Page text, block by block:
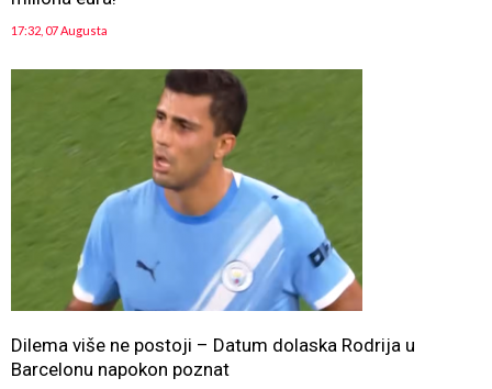
17:32, 07 Augusta
Dilema više ne postoji – Datum dolaska Rodrija u
Barcelonu napokon poznat